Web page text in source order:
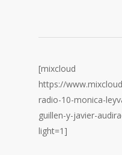
[mixcloud
https://
radio-10-monica-
guillen-y-javier-
light=1]